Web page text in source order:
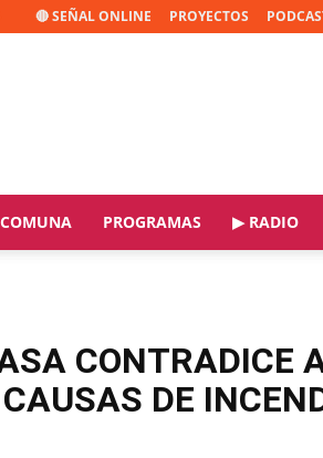
🔴 SEÑAL ONLINE PROYECTOS
COMUNA PROGRAMAS ▶ RADIO
CONTRADICE
DE